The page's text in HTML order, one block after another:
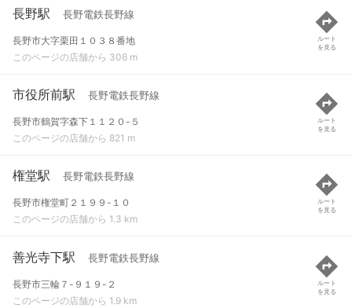
長野駅 長野電鉄長野線
長野市大字栗田１０３８番地
このページの店舗から 306 m
ルート
を見る
市役所前駅 長野電鉄長野線
長野市鶴賀字森下１１２０-５
このページの店舗から 821 m
ルート
を見る
権堂駅 長野電鉄長野線
長野市権堂町２１９９-１０
このページの店舗から 1.3 km
ルート
を見る
善光寺下駅 長野電鉄長野線
長野市三輪７-９１９-２
このページの店舗から 1.9 km
ルート
を見る